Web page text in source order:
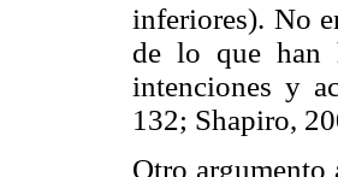
inferiores). No
de lo que han
intenciones y
132; Shapiro,
Otro argumento